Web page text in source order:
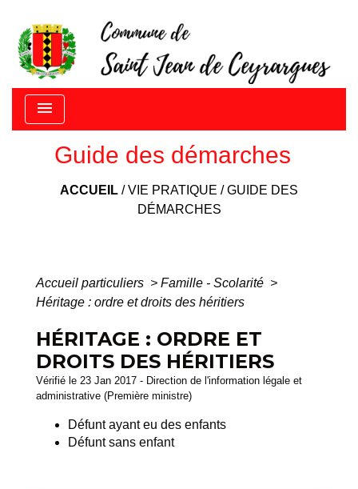
menu
Guide des démarches
ACCUEIL /VIE PRATIQUE /GUIDE DES
DÉMARCHES
Accueil particuliers > Famille - Scolarité >
Héritage : ordre et droits des héritiers
HÉRITAGE : ORDRE ET
DROITS DES HÉRITIERS
Vérifié le 23 Jan 2017 - Direction de l'information légale et
administrative (Première ministre)
Défunt ayant eu des enfants
Défunt sans enfant